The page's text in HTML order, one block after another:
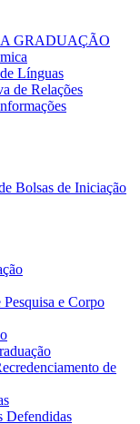
GRADUAÇÃO
Línguas
de Relações
Bolsas de Iniciação
e Corpo
de
Defendidas